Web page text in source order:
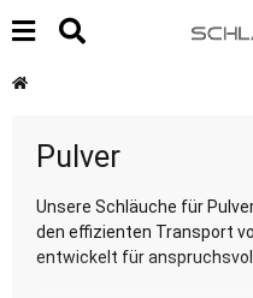
Pulver
Unsere Schläuche für
den effizienten Transport
entwickelt für
Pulververarbeitung.